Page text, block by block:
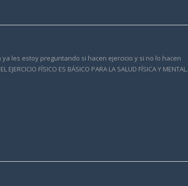
les estoy preguntando si hacen ejercicio y si no lo hacen
FÍSICO ES BÁSICO PARA LA SALUD FÍSICA Y MENTAL.